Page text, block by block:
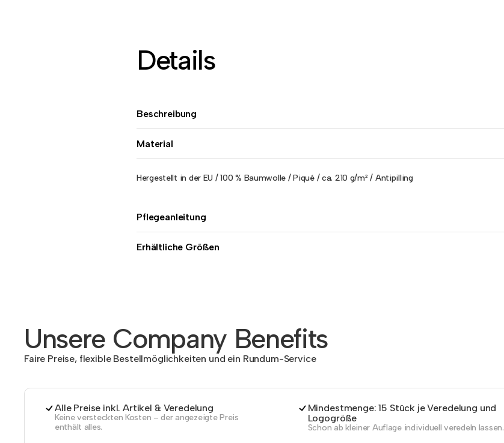
Details
Beschreibung
Material
Hergestellt in der EU / 100 % Baumwolle / Piqué / ca. 210 g/m² / Antipilling
Pflegeanleitung
Erhältliche Größen
Unsere Company Benefits
Faire Preise, flexible Bestellmöglichkeiten und ein Rundum-Service
Alle Preise inkl. Artikel & Veredelung
Keine versteckten Kosten – der angezeigte Preis
enthält alles.
Mindestmenge: 15 Stück je Veredelung und
Logogröße
Schon ab kleiner Auflage individuell veredeln lassen.